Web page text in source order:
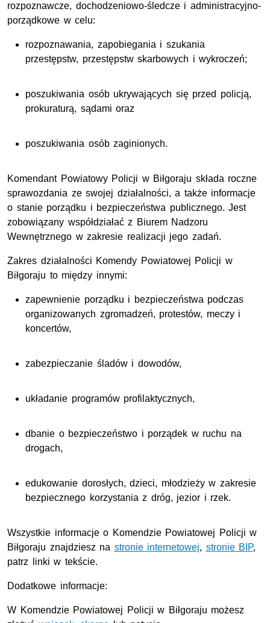
rozpoznawcze, dochodzeniowo-śledcze i administracyjno-
porządkowe w celu:
rozpoznawania, zapobiegania i szukania
przestępstw, przestępstw skarbowych i wykroczeń;
poszukiwania osób ukrywających się przed policją,
prokuraturą, sądami oraz
poszukiwania osób zaginionych.
Komendant Powiatowy Policji w Biłgoraju składa roczne
sprawozdania ze swojej działalności, a także informacje
o stanie porządku i bezpieczeństwa publicznego. Jest
zobowiązany współdziałać z Biurem Nadzoru
Wewnętrznego w zakresie realizacji jego zadań.
Zakres działalności Komendy Powiatowej Policji w
Biłgoraju to między innymi:
zapewnienie porządku i bezpieczeństwa podczas
organizowanych zgromadzeń, protestów, meczy i
koncertów,
zabezpieczanie śladów i dowodów,
układanie programów profilaktycznych,
dbanie o bezpieczeństwo i porządek w ruchu na
drogach,
edukowanie dorosłych, dzieci, młodzieży w zakresie
bezpiecznego korzystania z dróg, jezior i rzek.
Wszystkie informacje o Komendzie Powiatowej Policji w
Biłgoraju znajdziesz na stronie internetowej, stronie BIP,
patrz linki w tekście.
Dodatkowe informacje:
W Komendzie Powiatowej Policji w Biłgoraju możesz